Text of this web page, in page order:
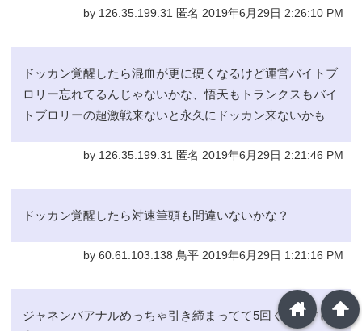
by 126.35.199.31 匿名 2019年6月29日 2:26:10 PM
ドッカン覚醒したら混血が更に硬くなるけど運営バイトブ
ロリー忘れてるんじゃないかな、悟天もトランクスもバイ
トブロリーの超激戦来ないと永久にドッカン来ないかも
by 126.35.199.31 匿名 2019年6月29日 2:21:46 PM
ドッカン覚醒したら対速筆頭も間違いないかな？
by 60.61.103.138 鳥平 2019年6月29日 1:21:16 PM
ジャネンバアナルめっちゃ引き締まってて5回くらい中に arrowup
home